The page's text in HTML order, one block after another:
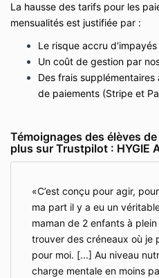
La hausse des tarifs pour les
mensualités est justifiée par :
Le risque accru d'impayés
Un coût de gestion par
Des frais
de paiements (Stripe et
Témoignages des élèves
plus sur Trustpilot : HYGIE
C’est conçu pour agir,
ma part il y a eu un
maman de 2 enfants à plein
trouver des créneaux où je
pour moi. [...] Au niveau
charge mentale en moins